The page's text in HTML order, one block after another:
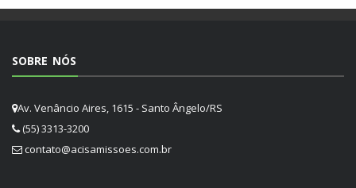
SOBRE NÓS
Av. Venâncio Aires, 1615 - Santo Ângelo/RS
(55) 3313-3200
contato@acisamissoes.com.br